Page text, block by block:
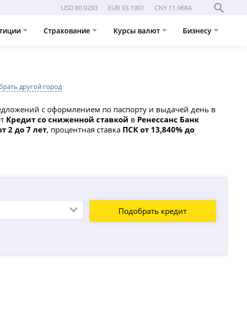
USD 80.9293 EUR 93.1901 CNY 11.9684
Страхование Курсы валют Бизнесу
другой город
с оформлением по паспорту и выдачей день в
Кредит со сниженной ставкой в Ренессанс Банк
2 до 7 лет, процентная ставка ПСК от 13,840% до
Подобрать кредит